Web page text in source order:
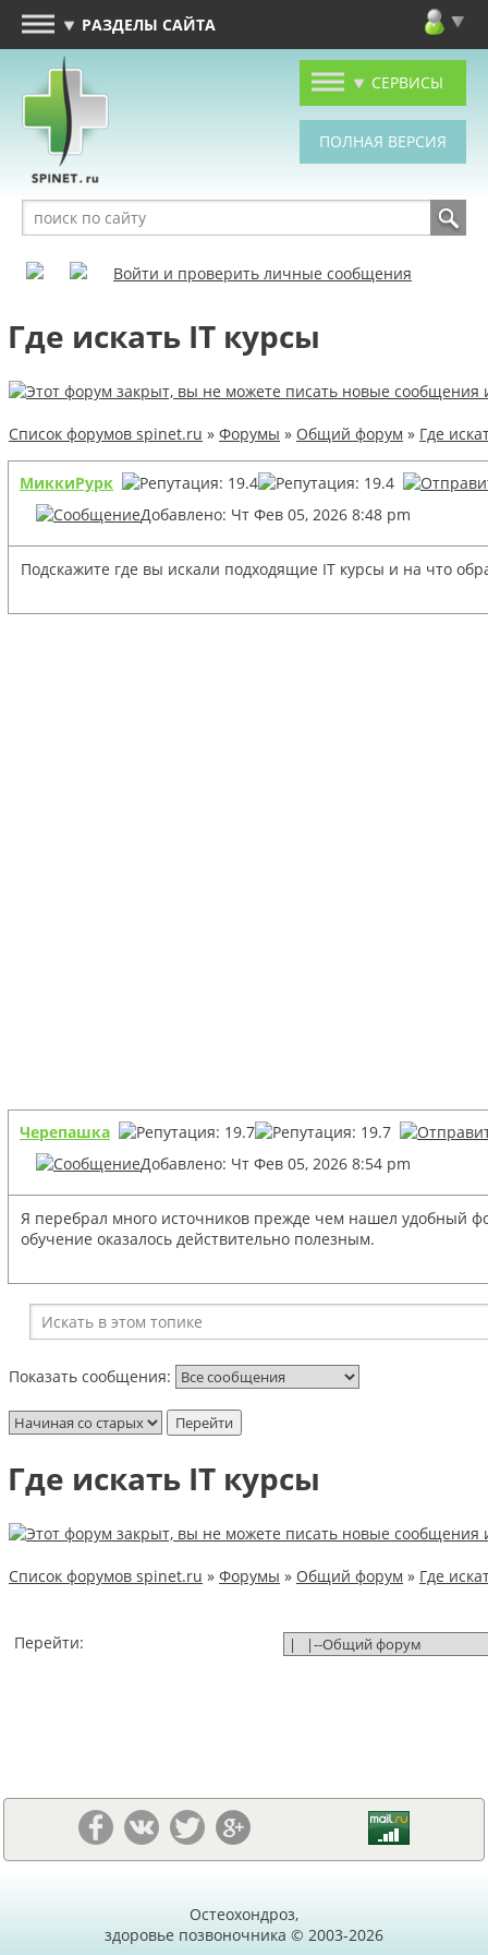
РАЗДЕЛЫ САЙТА
СЕРВИСЫ
Войти и проверить личные сообщения
Где искать IT курсы
Список форумов spinet.ru » Форумы » Общий форум » Где
МиккиРурк
Добавлено: Чт Фев 05, 2026 8:48 pm
Подскажите где вы искали подходящие IT курсы и на что
Черепашка
Добавлено: Чт Фев 05, 2026 8:54 pm
Я перебрал много источников прежде чем нашел удобный
обучение оказалось действительно полезным.
Показать сообщения:
Где искать IT курсы
Список форумов spinet.ru » Форумы » Общий форум » Где
Перейти:
Остеохондроз,
здоровье позвоночника © 2003-2026